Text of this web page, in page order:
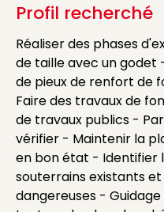
Profil recherché
Réaliser des phases
de taille avec un godet
de pieux de renfort de
Faire des travaux de
de travaux publics -
vérifier - Maintenir la
en bon état - Identifier
souterrains existants
dangereuses -